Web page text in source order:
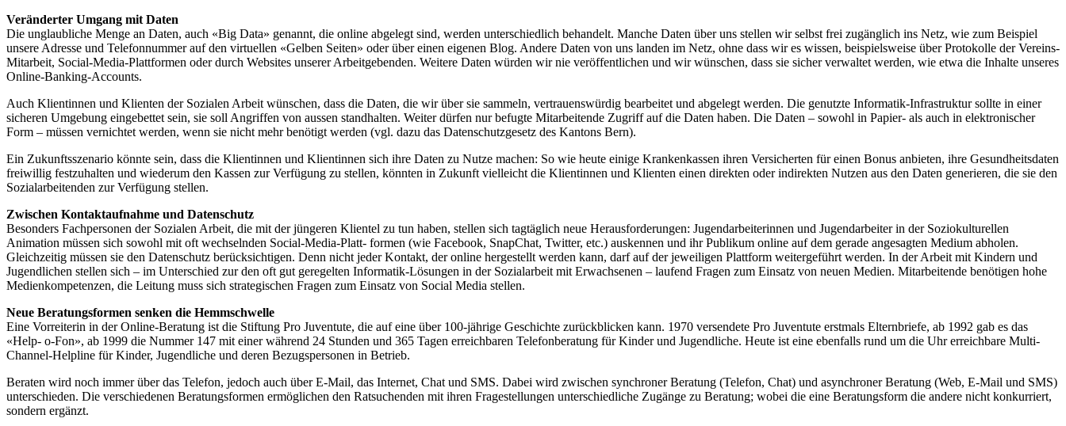
Veränderter Umgang mit Daten
Die unglaubliche Menge an Daten, auch «Big Data» genannt, die online abgelegt sind, werden unterschiedlich behandelt. Manche Daten über uns stellen wir selbst frei zugänglich ins Netz, wie zum Beispiel
unsere Adresse und Telefonnummer auf den virtuellen «Gelben Seiten» oder über einen eigenen Blog. Andere Daten von uns landen im Netz, ohne dass wir es wissen, beispielsweise über Protokolle der Vereins-
Mitarbeit, Social-Media-Plattformen oder durch Websites unserer Arbeitgebenden. Weitere Daten würden wir nie veröffentlichen und wir wünschen, dass sie sicher verwaltet werden, wie etwa die Inhalte unseres
Online-Banking-Accounts.
Auch Klientinnen und Klienten der Sozialen Arbeit wünschen, dass die Daten, die wir über sie sammeln, vertrauenswürdig bearbeitet und abgelegt werden. Die genutzte Informatik-Infrastruktur sollte in einer
sicheren Umgebung eingebettet sein, sie soll Angriffen von aussen standhalten. Weiter dürfen nur befugte Mitarbeitende Zugriff auf die Daten haben. Die Daten – sowohl in Papier- als auch in elektronischer
Form – müssen vernichtet werden, wenn sie nicht mehr benötigt werden (vgl. dazu das Datenschutzgesetz des Kantons Bern).
Ein Zukunftsszenario könnte sein, dass die Klientinnen und Klientinnen sich ihre Daten zu Nutze machen: So wie heute einige Krankenkassen ihren Versicherten für einen Bonus anbieten, ihre Gesundheitsdaten
freiwillig festzuhalten und wiederum den Kassen zur Verfügung zu stellen, könnten in Zukunft vielleicht die Klientinnen und Klienten einen direkten oder indirekten Nutzen aus den Daten generieren, die sie den
Sozialarbeitenden zur Verfügung stellen.
Zwischen Kontaktaufnahme und Datenschutz
Besonders Fachpersonen der Sozialen Arbeit, die mit der jüngeren Klientel zu tun haben, stellen sich tagtäglich neue Herausforderungen: Jugendarbeiterinnen und Jugendarbeiter in der Soziokulturellen
Animation müssen sich sowohl mit oft wechselnden Social-Media-Platt- formen (wie Facebook, SnapChat, Twitter, etc.) auskennen und ihr Publikum online auf dem gerade angesagten Medium abholen.
Gleichzeitig müssen sie den Datenschutz berücksichtigen. Denn nicht jeder Kontakt, der online hergestellt werden kann, darf auf der jeweiligen Plattform weitergeführt werden. In der Arbeit mit Kindern und
Jugendlichen stellen sich – im Unterschied zur den oft gut geregelten Informatik-Lösungen in der Sozialarbeit mit Erwachsenen – laufend Fragen zum Einsatz von neuen Medien. Mitarbeitende benötigen hohe
Medienkompetenzen, die Leitung muss sich strategischen Fragen zum Einsatz von Social Media stellen.
Neue Beratungsformen senken die Hemmschwelle
Eine Vorreiterin in der Online-Beratung ist die Stiftung Pro Juventute, die auf eine über 100-jährige Geschichte zurückblicken kann. 1970 versendete Pro Juventute erstmals Elternbriefe, ab 1992 gab es das
«Help- o-Fon», ab 1999 die Nummer 147 mit einer während 24 Stunden und 365 Tagen erreichbaren Telefonberatung für Kinder und Jugendliche. Heute ist eine ebenfalls rund um die Uhr erreichbare Multi-
Channel-Helpline für Kinder, Jugendliche und deren Bezugspersonen in Betrieb.
Beraten wird noch immer über das Telefon, jedoch auch über E-Mail, das Internet, Chat und SMS. Dabei wird zwischen synchroner Beratung (Telefon, Chat) und asynchroner Beratung (Web, E-Mail und SMS)
unterschieden. Die verschiedenen Beratungsformen ermöglichen den Ratsuchenden mit ihren Fragestellungen unterschiedliche Zugänge zu Beratung; wobei die eine Beratungsform die andere nicht konkurriert,
sondern ergänzt.